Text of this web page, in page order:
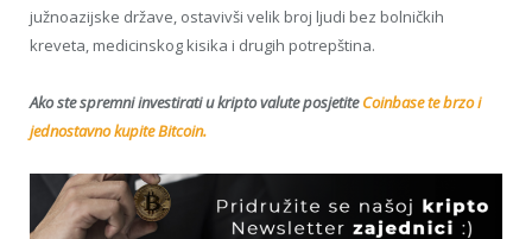
južnoazijske države, ostavivši velik broj ljudi bez bolničkih
kreveta, medicinskog kisika i drugih potrepština.
Ako ste spremni investirati u kripto valute posjetiteCoinbase te brzo i
jednostavno kupite Bitcoin.